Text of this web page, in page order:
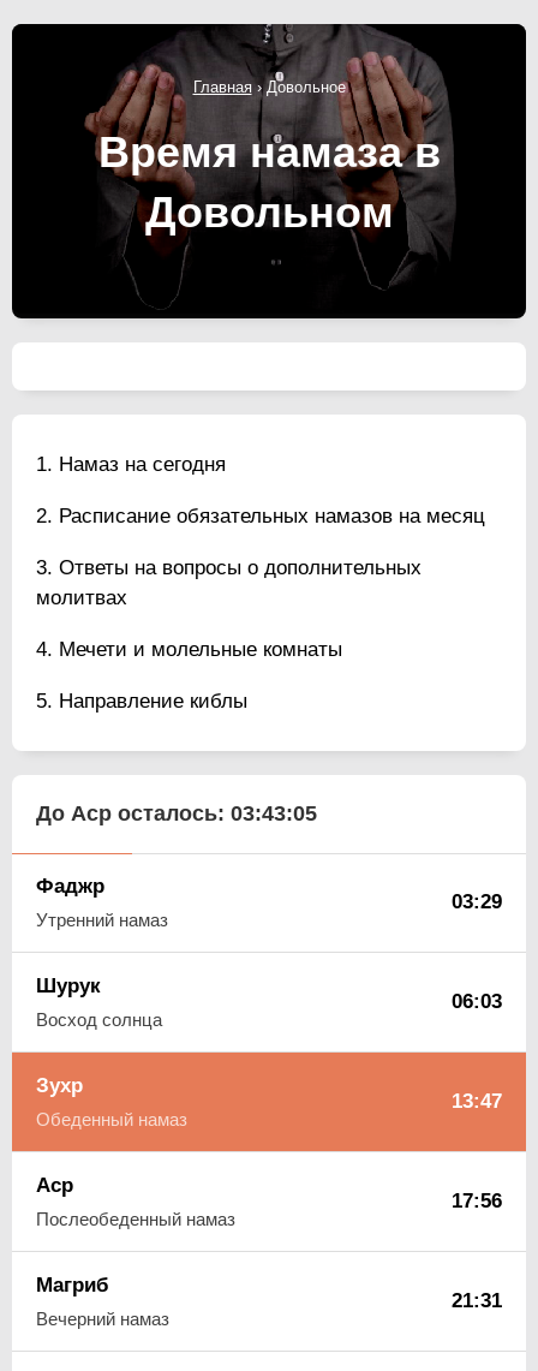
Главная›Довольное
Время намаза в
Довольном
Намаз на сегодня
Расписание обязательных намазов на месяц
Ответы на вопросы о дополнительных
молитвах
Мечети и молельные комнаты
Направление киблы
До Аср осталось: 03:43:04
Фаджр
Утренний намаз
03:29
Шурук
Восход солнца
06:03
Зухр
Обеденный намаз
13:47
Аср
Послеобеденный намаз
17:56
Магриб
Вечерний намаз
21:31